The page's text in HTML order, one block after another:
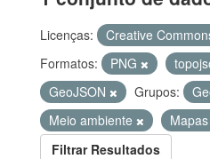
Licenças:
Creative
Formatos:
PNG
GeoJSON
Grupos:
Meio ambiente
Filtrar Resultados